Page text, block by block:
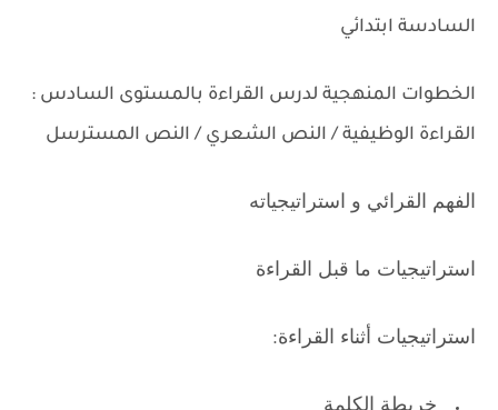
السادسة ابتدائي
الخطوات المنهجية لدرس القراءة بالمستوى السادس :
القراءة الوظيفية / النص الشعري / النص المسترسل
الفهم القرائي و استراتيجياته
استراتيجيات ما قبل القراءة
استراتيجيات أثناء القراءة:
خريطة الكلمة